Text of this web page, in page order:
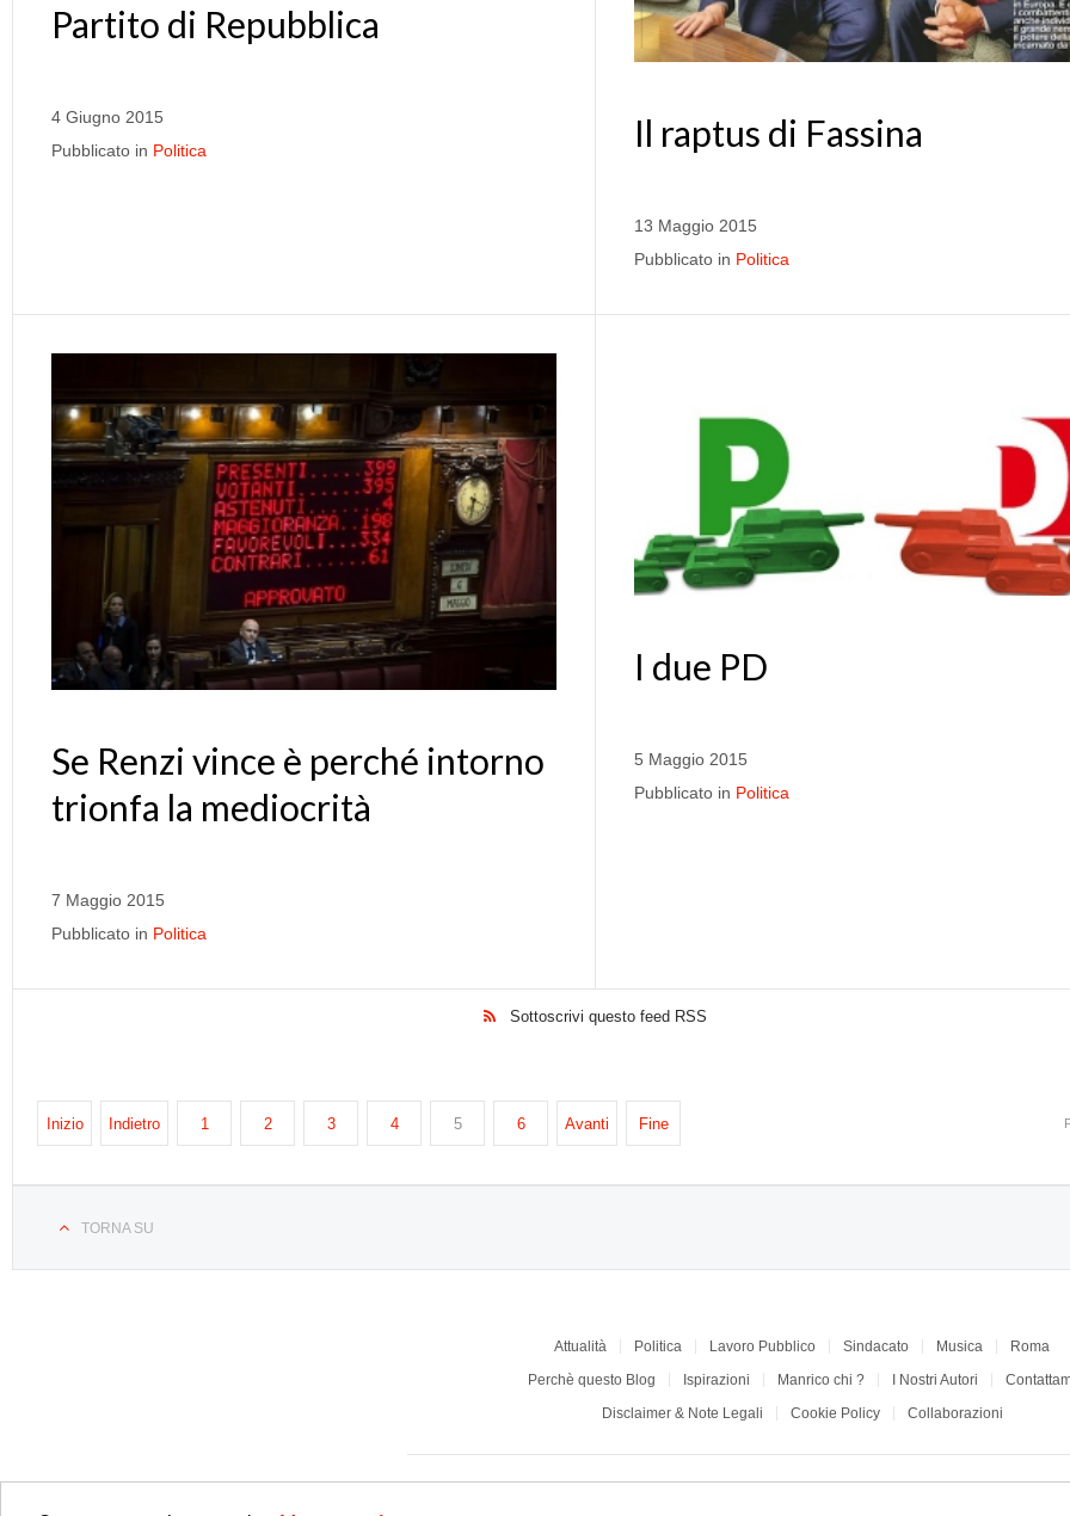
Partito di Repubblica
4 Giugno 2015
Pubblicato in Politica Il raptus di Fassina
13 Maggio 2015
Pubblicato in Politica
Se Renzi vince è perché intorno
trionfa la mediocrità
7 Maggio 2015
Pubblicato in Politica
I due PD
5 Maggio 2015
Pubblicato in Politica
Sottoscrivi questo feed RSS
Inizio Indietro 1 2 3 4 5 6 Avanti Fine
TORNA SU
Attualità Politica Lavoro Pubblico Sindacato Musica
Roma
Perchè questo Blog
Ispirazioni Manrico chi ? I Nostri Autori
Disclaimer & Note Legali
Cookie Policy Collaborazioni